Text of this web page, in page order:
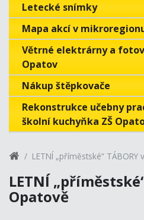
Letecké snímky
Mapa akcí v
Větrné elektrárny a
Opatov
Nákup štěpkovače
Rekonstrukce učebny
školní kuchyňka ZŠ
LETNÍ „příměstské“ TÁBORY
LETNÍ
Opatově